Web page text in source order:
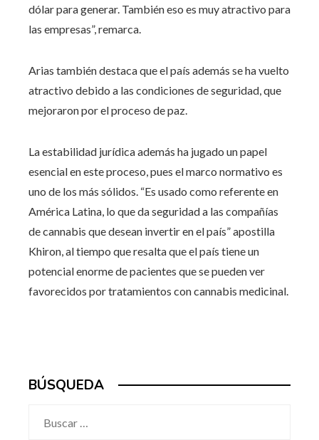
dólar para generar. También eso es muy atractivo para
las empresas”, remarca.
Arias también destaca que el país además se ha vuelto
atractivo debido a las condiciones de seguridad, que
mejoraron por el proceso de paz.
La estabilidad jurídica además ha jugado un papel
esencial en este proceso, pues el marco normativo es
uno de los más sólidos. “Es usado como referente en
América Latina, lo que da seguridad a las compañías
de cannabis que desean invertir en el país” apostilla
Khiron, al tiempo que resalta que el país tiene un
potencial enorme de pacientes que se pueden ver
favorecidos por tratamientos con cannabis medicinal.
BÚSQUEDA